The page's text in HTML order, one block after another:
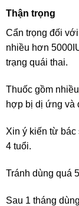
Thận trọng
Cẩn trọng đối
nhiều hơn
trạng quái thai.
Thuốc gồm
hợp bị dị ứng và
Xin ý kiến từ
4 tuổi.
Tránh dùng quá
Sau 1 tháng